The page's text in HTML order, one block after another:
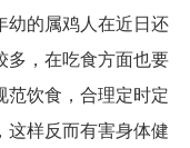
幼的属鸡人在近日还
多，在吃食方面也要
范饮食，合理定时定
这样反而有害身体健